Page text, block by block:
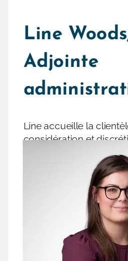
Line
Adjointe
Line accueille la
considération et
un environnement
aux échanges sains.